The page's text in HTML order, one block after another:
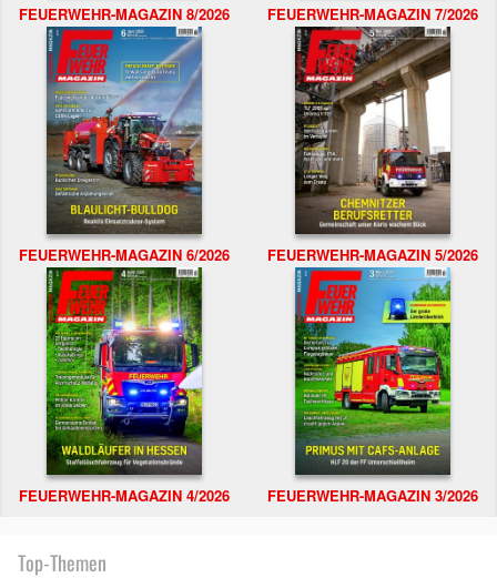
FEUERWEHR-MAGAZIN 8/2026 FEUERWEHR-MAGAZIN 7/2026
FEUERWEHR-MAGAZIN 6/2026 FEUERWEHR-MAGAZIN 5/2026
FEUERWEHR-MAGAZIN 4/2026 FEUERWEHR-MAGAZIN 3/2026
Top-Themen